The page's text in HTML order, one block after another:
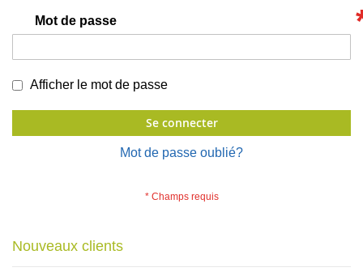
Mot de passe
Afficher le mot de passe
Se connecter
Mot de passe oublié?
Nouveaux clients